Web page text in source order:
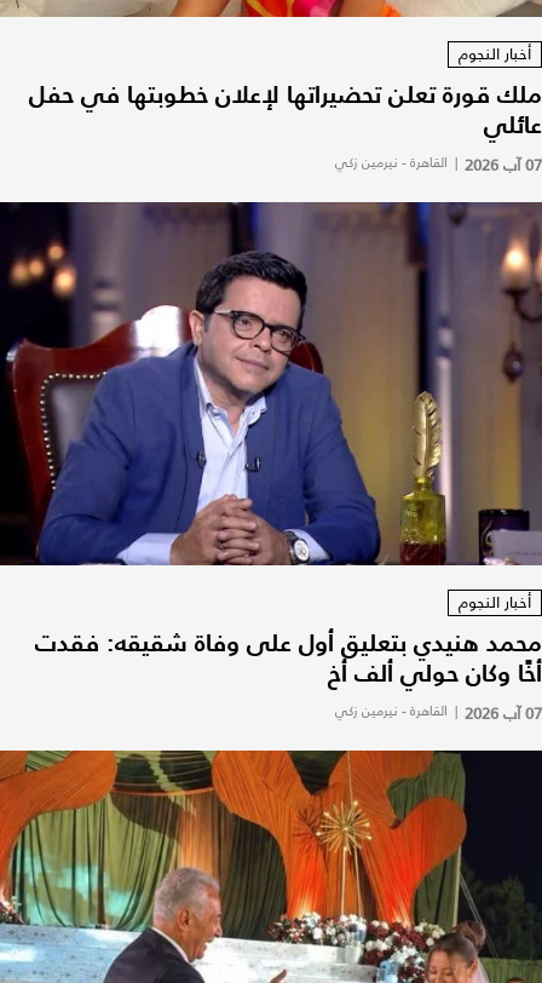
أخبار النجوم
ملك قورة تعلن تحضيراتها لإعلان خطوبتها في حفل
عائلي
07 آب 2026 | القاهرة - نيرمين زكي
أخبار النجوم
محمد هنيدي بتعليق أول على وفاة شقيقه: فقدت
أخًا وكان حولي ألف أخ
07 آب 2026 | القاهرة - نيرمين زكي